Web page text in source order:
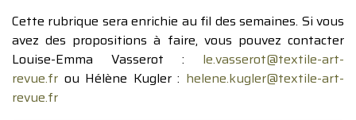
Cette rubrique sera enrichie au fil des semaines. Si vous
avez des propositions à faire, vous pouvez contacter
Louise-Emma Vasserot : le.vasserot@textile-art-
revue.fr ou Hélène Kugler : helene.kugler@textile-art-
revue.fr